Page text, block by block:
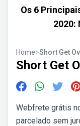
Os 6
2020:
Home>Short Get
Short Get
Webfrete grátis
parcelado sem